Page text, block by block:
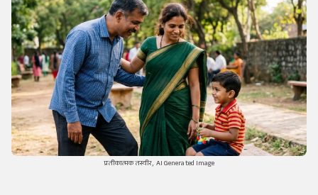
प्रतीकात्मक तस्वीर, AI Generated Image